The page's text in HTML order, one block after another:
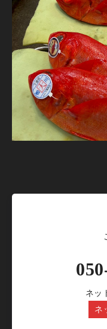
ネッ
ネ